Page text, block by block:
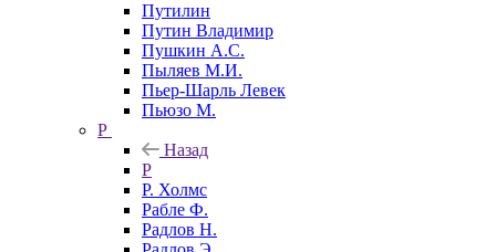
Путилин
Путин Владимир
Пушкин А.С.
Пыляев М.И.
Пьер-Шарль Левек
Пьюзо М.
Р
Назад
Р
Р. Холмс
Рабле Ф.
Радлов Н.